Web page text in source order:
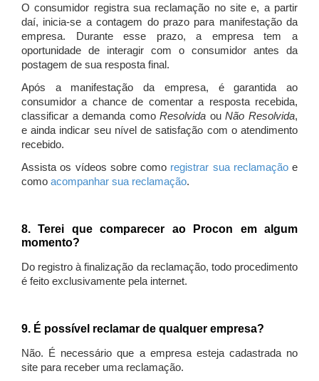
O consumidor registra sua reclamação no site e, a partir
daí, inicia-se a contagem do prazo para manifestação da
empresa. Durante esse prazo, a empresa tem a
oportunidade de interagir com o consumidor antes da
postagem de sua resposta final.
Após a manifestação da empresa, é garantida ao
consumidor a chance de comentar a resposta recebida,
classificar a demanda comoResolvida ouNão Resolvida,
e ainda indicar seu nível de satisfação com o atendimento
recebido.
Assista os vídeos sobre como registrar sua reclamaçãoe
como acompanhar sua reclamação.
8. Terei que comparecer ao Procon em algum
momento?
Do registro à finalização da reclamação, todo procedimento
é feito exclusivamente pela internet.
9. É possível reclamar de qualquer empresa?
Não. É necessário que a empresa esteja cadastrada no
site para receber uma reclamação.